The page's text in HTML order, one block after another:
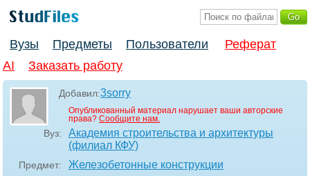
Вузы Предметы Пользователи
Реферат
AI
Заказать работу
Добавил:3sorry
Опубликованный материал нарушает ваши авторские
права? Сообщите нам.
Вуз:
Академия строительства и архитектуры
(филиал КФУ)
Предмет: Железобетонные конструкции